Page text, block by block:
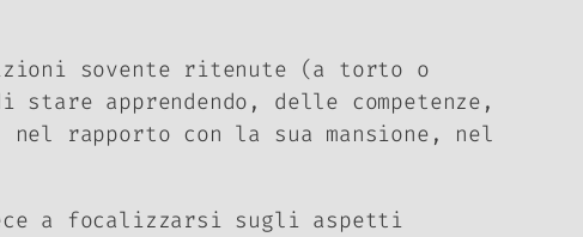
sovente ritenute (a torto o
apprendendo, delle competenze,
rapporto con la sua mansione, nel
a focalizzarsi sugli aspetti